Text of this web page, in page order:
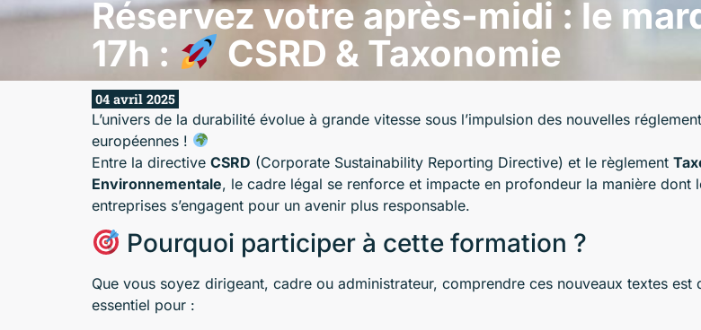
Réservez votre après-midi : le
17h :
CSRD & Taxonomie
04 avril 2025
L’univers de la durabilité évolue à grande vitesse sous l’impulsion des nouvelles
européennes !
Entre la directive CSRD (Corporate Sustainability Reporting Directive) et le règlement
Environnementale, le cadre légal se renforce et impacte en profondeur la manière dont
entreprises s’engagent pour un avenir plus responsable.
Pourquoi participer à cette formation ?
Que vous soyez dirigeant, cadre ou administrateur, comprendre ces nouveaux textes est
essentiel pour :